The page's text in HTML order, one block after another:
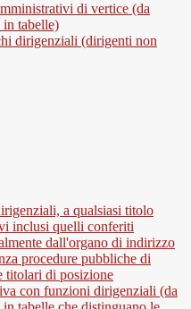
di vertice (da
in tabelle)
dirigenziali (dirigenti non
a qualsiasi titolo
inclusi quelli conferiti
dall'organo di indirizzo
procedure pubbliche di
titolari di posizione
con funzioni dirigenziali (da